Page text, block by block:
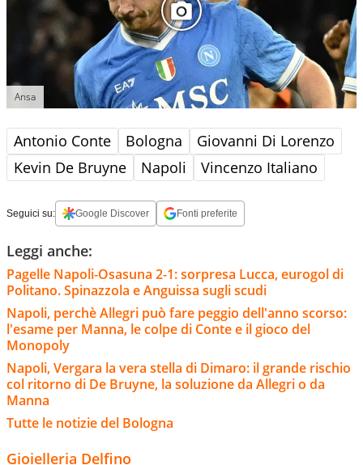
Ansa
Antonio Conte Bologna
Giovanni Di Lorenzo
Kevin De Bruyne
Napoli Vincenzo Italiano
Seguici su: Google Discover Fonti preferite
Leggi anche:
Pagelle Napoli-Osasuna 2-1: sorpresa Lucca, eurogol di
Politano. Spinazzola e Anguissa sugli scudi
Napoli, perchè Allegri può fare peggio dell'anno scorso:
l'esame per Manna, le colpe di Conte e il gioco del
Monopoly
Napoli, Vergara la vera stella di Dimaro: il grande rischio
col ritorno di De Bruyne, la soluzione da Allegri o da
Manna
Tutte le notizie del Bologna
Gioielleria Delfino